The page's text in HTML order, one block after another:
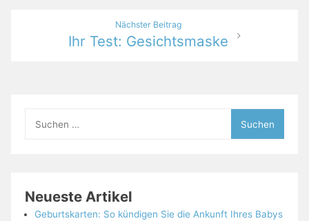
Nächster Beitrag
Ihr Test: Gesichtsmaske
nach:
Neueste Artikel
Geburtskarten: So kündigen Sie die Ankunft Ihres Babys